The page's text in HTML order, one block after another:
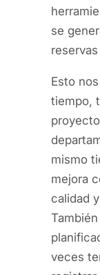
se
Esto
tiempo,
mismo
mejora
calidad
veces